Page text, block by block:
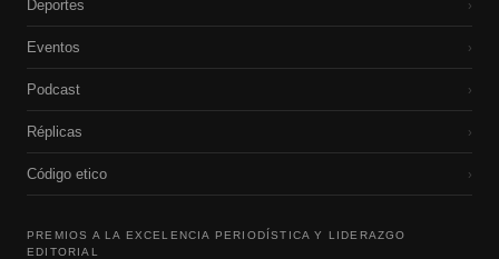
Deportes ›
Eventos ›
Podcast ›
Réplicas ›
Código etico ›
PREMIOS A LA EXCELENCIA PERIODÍSTICA Y LIDERAZGO
EDITORIAL